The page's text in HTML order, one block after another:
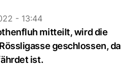
- 13:44
mitteilt, wird die
geschlossen, da
ist.